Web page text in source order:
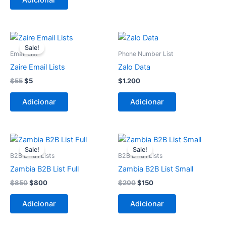
Sale!
Email List
Zaire Email Lists
$55
O
preço
original
$55.
$5
O
preço
atual
$5.
Adicionar
Phone Number List
Zalo Data
$1.200
Adicionar
Sale!
B2B Email Lists
Zambia B2B List Full
$850
O
preço
original
$850.
$800
O
atual
$800.
Adicionar
Sale!
B2B Email Lists
Zambia B2B List Small
$200
O
preço
original
$200.
$150
O
atual
$150.
Adicionar